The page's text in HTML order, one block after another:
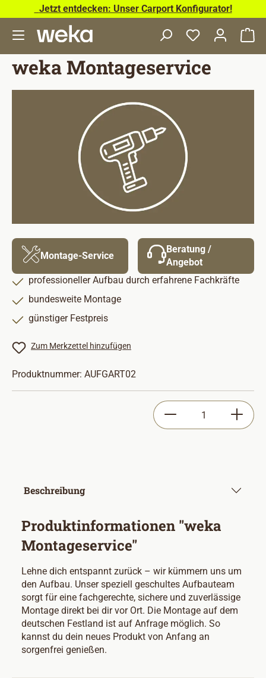
Zum Hauptinhalt springen
Jetzt entdecken: Unser Carport Konfigurator!
weka Montageservice
Montage-Service
Beratung /
Angebot
professioneller Aufbau durch erfahrene Fachkräfte
bundesweite Montage
günstiger Festpreis
Zum Merkzettel hinzufügen
Produktnummer: AUFGART02
Produkt Anzahl:
Beschreibung
Produktinformationen "weka
Montageservice"
Lehne dich entspannt zurück – wir kümmern uns um
den Aufbau. Unser speziell geschultes Aufbauteam
sorgt für eine fachgerechte, sichere und zuverlässige
Montage direkt bei dir vor Ort. Die Montage auf dem
deutschen Festland ist auf Anfrage möglich. So
kannst du dein neues Produkt von Anfang an
sorgenfrei genießen.